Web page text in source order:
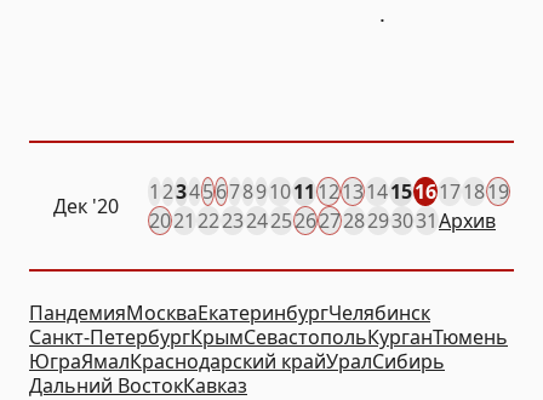
.
Дек '20
1 2345678910111213141516171819
2021 22232425262728293031Архив
ПандемияМоскваЕкатеринбургЧелябинск
Санкт-ПетербургКрымСевастопольКурганТюмень
ЮграЯмалКраснодарский крайУралСибирь
Дальний ВостокКавказ